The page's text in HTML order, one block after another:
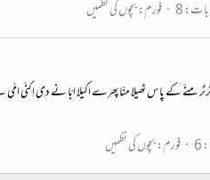
8 فورم:بچوں کی نظمیں
کے پاس ٹھیلا منّا پھرے اکیلا ابّا نے دی اِکنّی امّی
فورم:بچوں کی نظمیں